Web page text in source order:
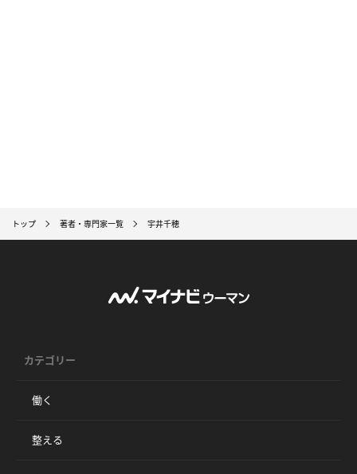
トップ 著者・専門家一覧 宇井千穂
カテゴリー
働く
整える